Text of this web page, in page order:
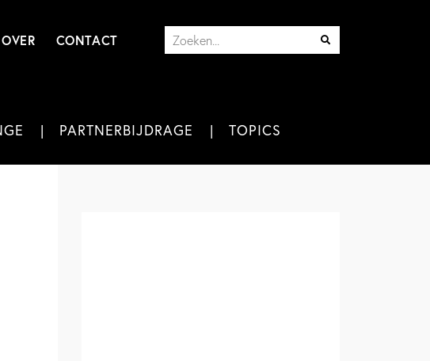
OVER CONTACT
PARTNERBIJDRAGE TOPICS